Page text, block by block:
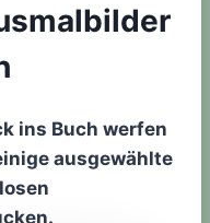
ins Buch werfen
ausgewählte